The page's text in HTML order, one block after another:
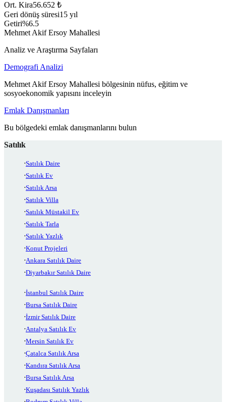
Ort. Kira56.652 ₺
Geri dönüş süresi15 yıl
Getiri%6.5
Mehmet Akif Ersoy Mahallesi
Analiz ve Araştırma Sayfaları
Demografi Analizi
Mehmet Akif Ersoy Mahallesi bölgesinin nüfus, eğitim ve
sosyoekonomik yapısını inceleyin
Emlak Danışmanları
Bu bölgedeki emlak danışmanlarını bulun
Satılık
Satılık Daire
Satılık Ev
Satılık Arsa
Satılık Villa
Satılık Müstakil Ev
Satılık Tarla
Satılık Yazlık
Konut Projeleri
Ankara Satılık Daire
Diyarbakır Satılık Daire
İstanbul Satılık Daire
Bursa Satılık Daire
İzmir Satılık Daire
Antalya Satılık Ev
Mersin Satılık Ev
Çatalca Satılık Arsa
Kandıra Satılık Arsa
Bursa Satılık Arsa
Kuşadası Satılık Yazlık